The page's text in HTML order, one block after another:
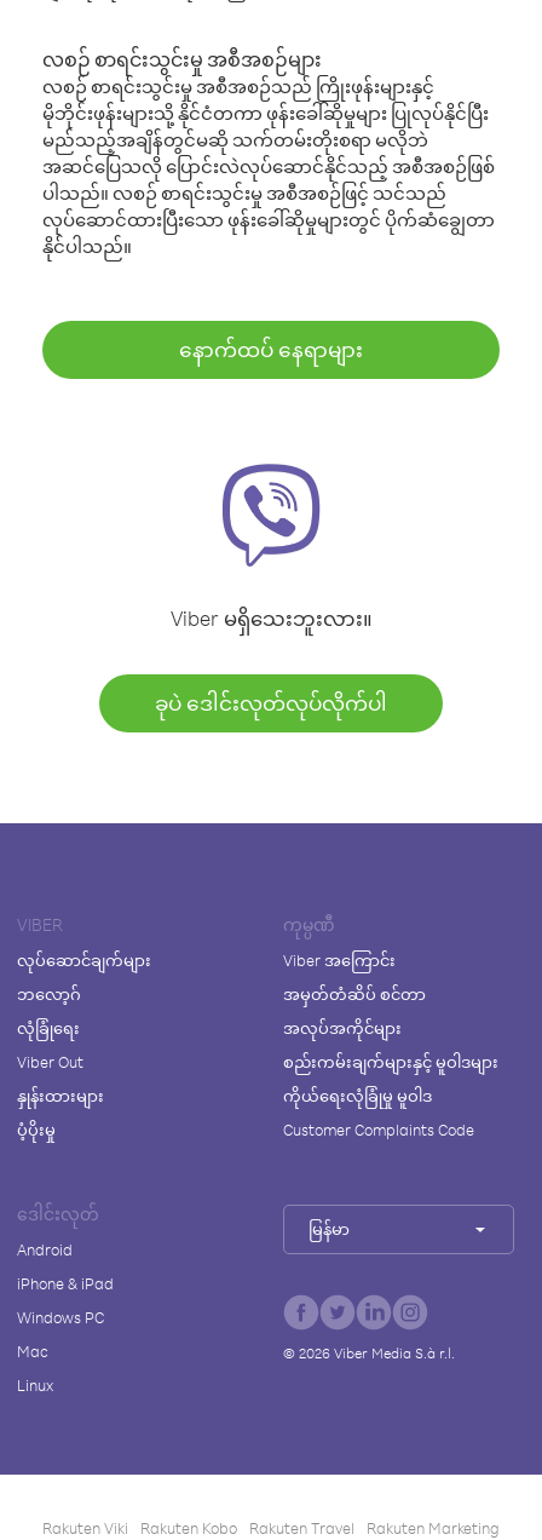
လစဉ် စာရင်းသွင်းမှု အစီအစဉ်များ
လစဉ် စာရင်းသွင်းမှု အစီအစဉ်သည် ကြိုးဖုန်းများနှင့်
မိုဘိုင်းဖုန်းများသို့ နိုင်ငံတကာ ဖုန်းခေါ်ဆိုမှုများ ပြုလုပ်နိုင်ပြီး
မည်သည့်အချိန်တွင်မဆို သက်တမ်းတိုးစရာ မလိုဘဲ
အဆင်ပြေသလို ပြောင်းလဲလုပ်ဆောင်နိုင်သည့် အစီအစဉ်ဖြစ်
ပါသည်။ လစဉ် စာရင်းသွင်းမှု အစီအစဉ်ဖြင့် သင်သည်
လုပ်ဆောင်ထားပြီးသော ဖုန်းခေါ်ဆိုမှုများတွင် ပိုက်ဆံချွေတာ
နိုင်ပါသည်။
နောက်ထပ် နေရာများ
Viber မရှိသေးဘူးလား။
ခုပဲ ဒေါင်းလုတ်လုပ်လိုက်ပါ
VIBER
လုပ်ဆောင်ချက်များ
ဘလော့ဂ်
လုံခြုံရေး
Viber Out
နှုန်းထားများ
ပံ့ပိုးမှု
ကုမ္ပဏီ
Viber အကြောင်း
အမှတ်တံဆိပ် စင်တာ
အလုပ်အကိုင်များ
စည်းကမ်းချက်များနှင့် မူဝါဒများ
ကိုယ်ရေးလုံခြုံမှု မူဝါဒ
Customer Complaints Code
ဒေါင်းလုတ်
Android
iPhone & iPad
Windows PC
Mac
Linux
မြန်မာ
© 2026Viber Media S.à r.l.
Rakuten Viki Rakuten Kobo Rakuten Travel Rakuten Marketing